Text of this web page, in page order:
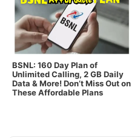
BSNL: 160 Day Plan of
Unlimited Calling, 2 GB Daily
Data & More! Don’t Miss Out on
These Affordable Plans